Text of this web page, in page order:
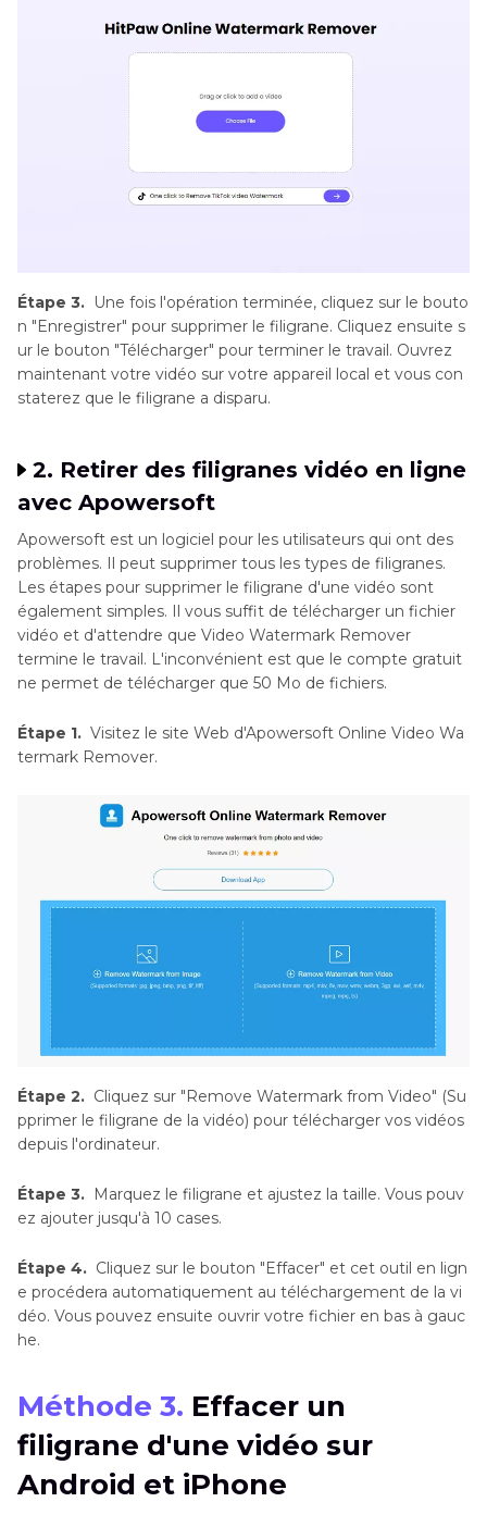
Étape 3. Une fois l'opération terminée, cliquez sur le bouto
n "Enregistrer" pour supprimer le filigrane. Cliquez ensuite s
ur le bouton "Télécharger" pour terminer le travail. Ouvrez
maintenant votre vidéo sur votre appareil local et vous con
staterez que le filigrane a disparu.
2. Retirer des filigranes vidéo en ligne
avec Apowersoft
Apowersoft est un logiciel pour les utilisateurs qui ont des
problèmes. Il peut supprimer tous les types de filigranes.
Les étapes pour supprimer le filigrane d'une vidéo sont
également simples. Il vous suffit de télécharger un fichier
vidéo et d'attendre que Video Watermark Remover
termine le travail. L'inconvénient est que le compte gratuit
ne permet de télécharger que 50 Mo de fichiers.
Étape 1. Visitez le site Web d'Apowersoft Online Video Wa
termark Remover.
Étape 2. Cliquez sur "Remove Watermark from Video" (Su
pprimer le filigrane de la vidéo) pour télécharger vos vidéos
depuis l'ordinateur.
Étape 3. Marquez le filigrane et ajustez la taille. Vous pouv
ez ajouter jusqu'à 10 cases.
Étape 4. Cliquez sur le bouton "Effacer" et cet outil en lign
e procédera automatiquement au téléchargement de la vi
déo. Vous pouvez ensuite ouvrir votre fichier en bas à gauc
he.
Méthode 3. Effacer un
filigrane d'une vidéo sur
Android et iPhone